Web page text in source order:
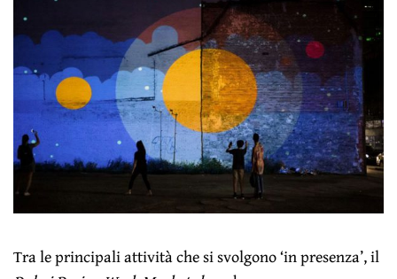
Tra le principali attività che si svolgono ‘in presenza’, il